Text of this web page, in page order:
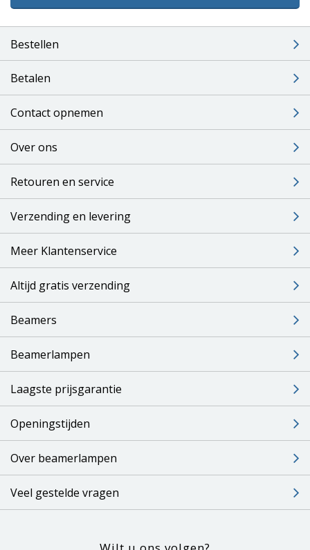
Bestellen
Betalen
Contact opnemen
Over ons
Retouren en service
Verzending en levering
Meer Klantenservice
Altijd gratis verzending
Beamers
Beamerlampen
Laagste prijsgarantie
Openingstijden
Over beamerlampen
Veel gestelde vragen